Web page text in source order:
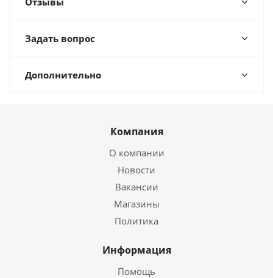
Задать вопрос
Дополнительно
Компания
О компании
Новости
Вакансии
Магазины
Политика
Информация
Помощь